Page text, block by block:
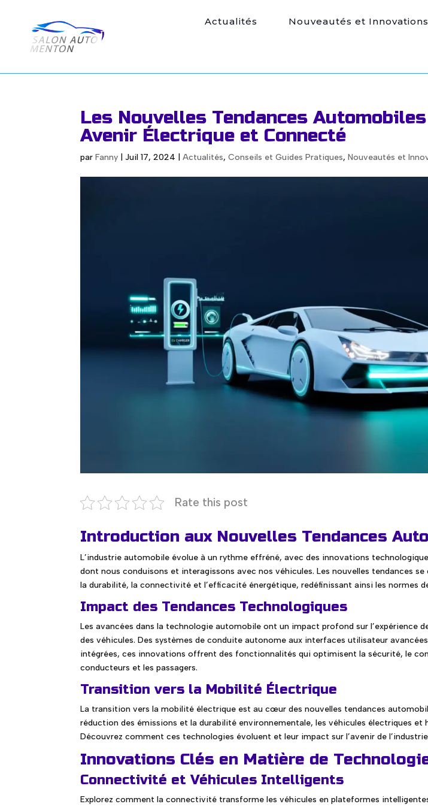
Actualités Nouveautés et Innovations
Les Nouvelles Tendances
Avenir Électrique et Connecté
parFanny |Juil 17, 2024 |Actualités,Conseils et Guides Pratiques,Nouveautés et
Rate this post
Introduction aux Nouvelles Tendances
L’industrie automobile évolue à un rythme effréné, avec des innovations
dont nous conduisons et interagissons avec nos véhicules. Les nouvelles tendances
la durabilité, la connectivité et l’efficacité énergétique, redéfinissant ainsi les normes
Impact des Tendances Technologiques
Les avancées dans la technologie automobile ont un impact profond sur l’expérience
des véhicules. Des systèmes de conduite autonome aux interfaces utilisateur
intégrées, ces innovations offrent des fonctionnalités qui optimisent la sécurité, le
conducteurs et les passagers.
Transition vers la Mobilité Électrique
La transition vers la mobilité électrique est au cœur des nouvelles tendances
réduction des émissions et la durabilité environnementale, les véhicules électriques et
Découvrez comment ces technologies évoluent et leur impact sur l’avenir de
Innovations Clés en Matière de
Connectivité et Véhicules Intelligents
Explorez comment la connectivité transforme les véhicules en plateformes